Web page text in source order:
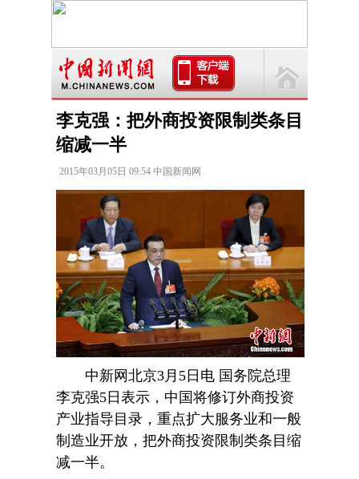
李克强：把外商投资限制类条目
缩减一半
2015年03月05日 09:54 中国新闻网
中新网北京3月5日电 国务院总理
李克强5日表示，中国将修订外商投资
产业指导目录，重点扩大服务业和一般
制造业开放，把外商投资限制类条目缩
减一半。